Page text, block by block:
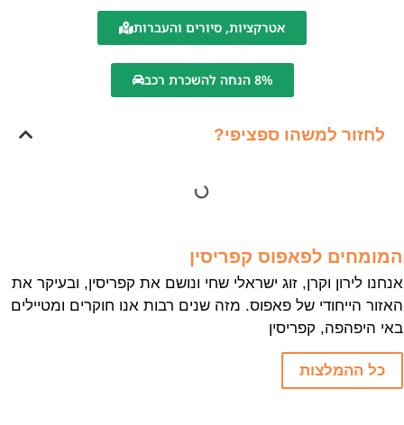
אטרקציות, סיורים והעברות
8% הנחה להשכרת רכב
לחזור למשהו ספציפי?
המומחים לפאפוס קפריסין
אנחנו לירון וקרן, זוג ישראלי שחי ונושם את קפריסין, ובעיקר את
האזור הייחודי של פאפוס. מזה שנים רבות אנו חוקרים ומטיילים
באי היפהפה, קפריסין
כל ההמלצות